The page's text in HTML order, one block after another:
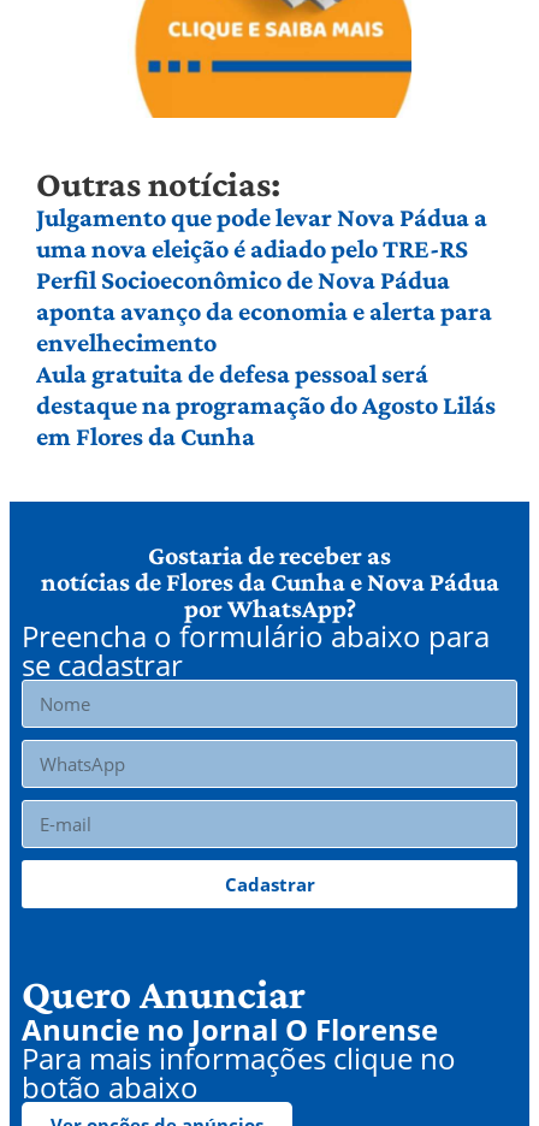
Outras notícias:
Julgamento que pode levar Nova Pádua a
uma nova eleição é adiado pelo TRE-RS
Perfil Socioeconômico de Nova Pádua
aponta avanço da economia e alerta para
envelhecimento
Aula gratuita de defesa pessoal será
destaque na programação do Agosto Lilás
em Flores da Cunha
Gostaria de receber as
notícias de Flores da Cunha e Nova Pádua
por WhatsApp?
Preencha o formulário abaixo para
se cadastrar
Cadastrar
Quero Anunciar
Anuncie no Jornal O Florense
Para mais informações clique no
botão abaixo